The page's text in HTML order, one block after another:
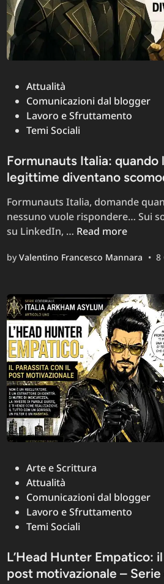
vergogna
tutta
italiana
PostedAttualità
Comunicazioni dal blogger
Lavoro e Sfruttamento
Temi Sociali
Formunauts Italia: quando
legittime diventano
Formunauts Italia, domande
nessuno vuole rispondere… Sui
su LinkedIn, … Formunauts
quando
legittime
diventano
scomode
Read more
byValentino Francesco Mannara • 8
PostedArte e Scrittura
Attualità
Comunicazioni dal blogger
Lavoro e Sfruttamento
Temi Sociali
L’Head Hunter Empatico:
post motivazionale –